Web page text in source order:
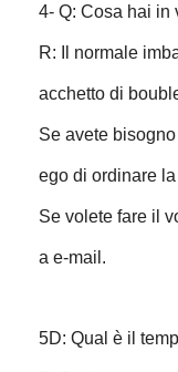
4- Q: Cosa hai in
R: Il normale
acchetto di
Se avete
ego di ordinare
Se volete fare il
a e-mail.
5D: Qual è il